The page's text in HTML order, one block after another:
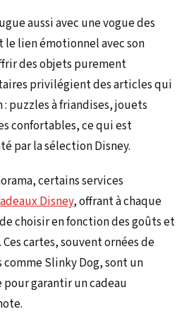
aussi avec une vogue des
lien émotionnel avec son
des objets purement
privilégient des articles qui
puzzles à friandises, jouets
confortables, ce qui est
par la sélection Disney.
certains services
Disney, offrant à chaque
choisir en fonction des goûts et
cartes, souvent ornées de
Slinky Dog, sont un
garantir un cadeau